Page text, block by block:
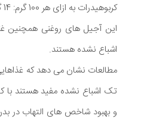
کربوهیدرات به ازای هر 100 گرم: 14 گرم
این آجیل های روغنی همچنین
اشباع نشده هستند.
مطالعات نشان می دهد که
تک اشباع نشده مفید هستند
و بهبود شاخص های التهاب در